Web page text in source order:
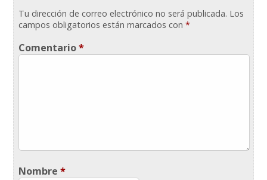
Tu dirección de correo electrónico no será publicada. Los
campos obligatorios están marcados con*
Comentario*
Nombre*